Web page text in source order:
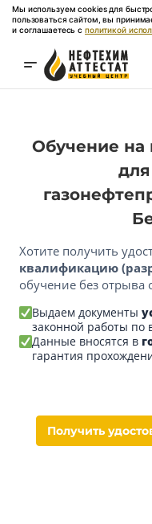
Мы используем cookies для
пользоваться сайтом, вы
и соглашаетесь с политикой
Обучение
Хотите получить
квалификацию
обучение без отрыва
Выдаем документы
законной работы по
Данные вносятся в
гарантия
Получить